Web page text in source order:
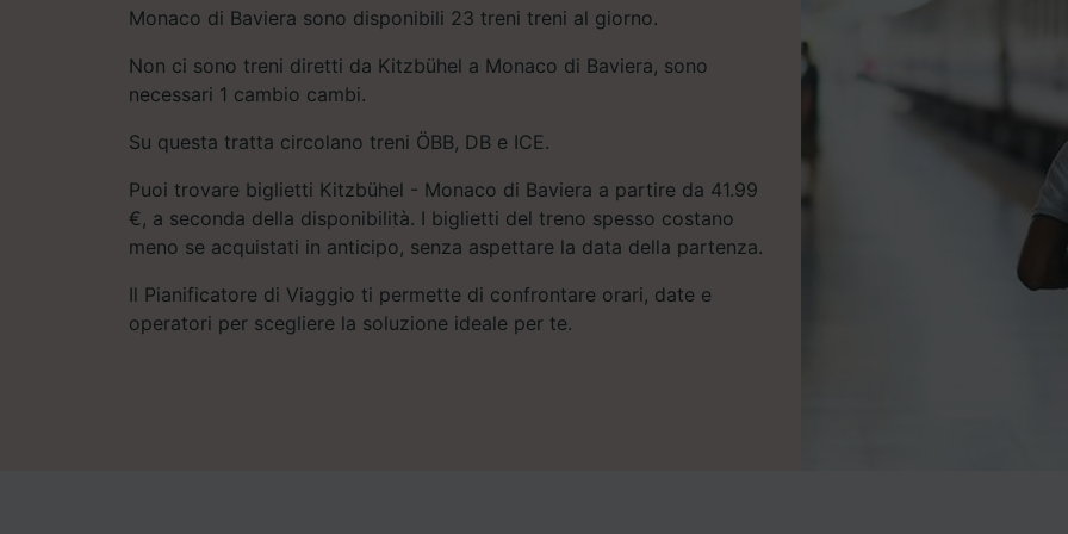
Monaco di Baviera sono disponibili 23 treni treni al giorno.
Non ci sono treni diretti da Kitzbühel a Monaco di Baviera, sono
necessari 1 cambio cambi.
Su questa tratta circolano treni ÖBB, DB e ICE.
Puoi trovare biglietti Kitzbühel - Monaco di Baviera a partire da 41.99
€, a seconda della disponibilità. I biglietti del treno spesso costano
meno se acquistati in anticipo, senza aspettare la data della partenza.
Il Pianificatore di Viaggio ti permette di confrontare orari, date e
operatori per scegliere la soluzione ideale per te.